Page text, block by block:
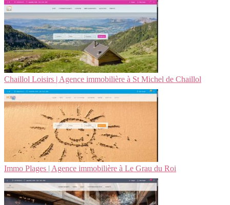
Chaillol Loisirs | Agence immobilière à St Michel de Chaillol
Immo Plages | Agence immobilière à Le Grau du Roi